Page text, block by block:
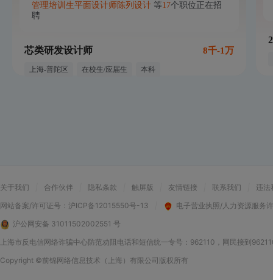
管理培训生平面设计师 陈列设计 等17个职位正在招
聘
芯类研发设计师 8千-1万
上海-普陀区 在校生/应届生 本科
关于我们 合作伙伴 隐私条款 触屏版 友情链接 联系我们
违法
网站备案/许可证号： 沪ICP备12015550号-13
电子营业执照/人力资源服务
沪公网安备 31011502002551 号
上海市反电信网络诈骗中心防范劝阻电话和短信统一专号：962110，网民接到
Copyright ©前锦网络信息技术（上海）有限公司 版权所有